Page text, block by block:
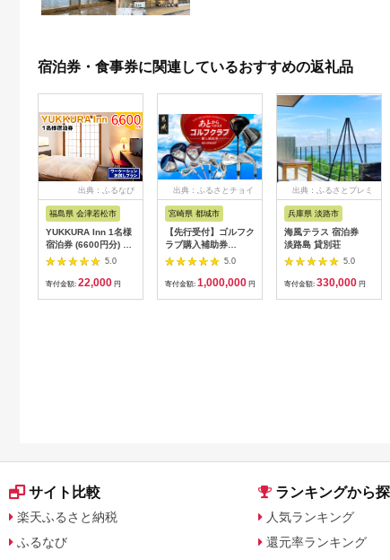
宿泊券・食事券に関連しているおすすめの返礼品
出典：ふるなび
福島県 会津若松市
YUKKURA Inn 1名様
宿泊券 (6600円分) ワ
ーケーションお試しプ
ラン｜東北 福島県 会
津若松市 東山温泉 旅
5.0
寄付金額: 22,000 円
出典：ふるさとチョイ
宮崎県 都城市
【先行受付】ゴルフク
ラブ購入補助券
300,000円_GI-
C701_(都城市) ゴルフ
ゴルフクラブ ダンロ
5.0
寄付金額: 1,000,000 円
出典：ふるさとプレミ
兵庫県 淡路市
海風テラス 宿泊券
淡路島 貸別荘
5.0
寄付金額: 330,000 円
サイト比較
楽天ふるさと納税
ふるなび
ランキングから
人気ランキング
還元率ランキング